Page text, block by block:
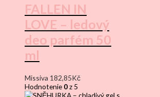
FALLEN IN
LOVE – ledový
deo parfém 50
ml
Missiva 182,85Kč
Hodnotenie 0z 5